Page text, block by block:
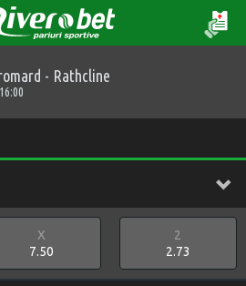
- Rathcline
X
7.50
2
2.73